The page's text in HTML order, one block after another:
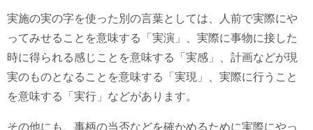
実施の実の字を使った別の言葉としては、人前で実際にや
ってみせることを意味する「実演」、実際に事物に接した
時に得られる感じことを意味する「実感」、計画などが現
実のものとなることを意味する「実現」、実際に行うこと
を意味する「実行」などがあります。
その他にも、事柄の当否などを確かめるために実際にやっ